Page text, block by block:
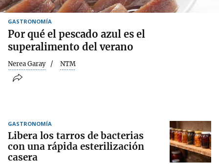
GASTRONOMÍA
Por qué el pescado azul es el
superalimento del verano
Nerea Garay NTM
GASTRONOMÍA
Libera los tarros de bacterias
con una rápida esterilización
casera